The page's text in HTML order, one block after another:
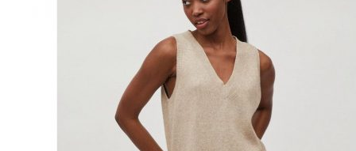
Lasten kauluspaidat
Lasten trikoopaidat
Lasten colleget ja hupparit
Lasten neuleet
Lasten mekot ja hameet
Mekot ja hameet
Lasten puvut,bleiserit,liivit
Liivit
Lasten housut
Lasten housut